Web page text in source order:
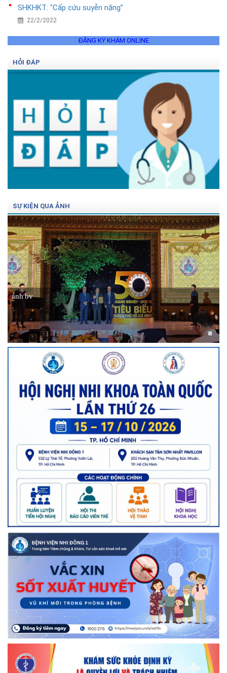
SHKHKT: "Cấp cứu suyễn nặng”
22/2/2022
ĐĂNG KÝ KHÁM ONLINE
HỎI ĐÁP
SỰ KIỆN QUA ẢNH
ảnh bv